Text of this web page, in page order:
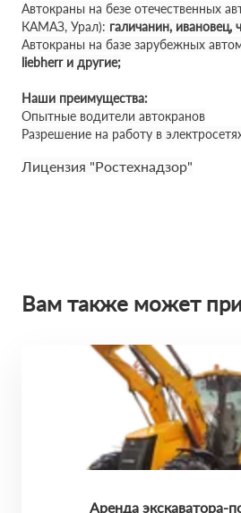
Автокраны на безе отечественных
КАМАЗ, Урал): галичанин, ивановец,
Автокраны на базе зарубежных
liebherr и другие;
Наши преимущества:
Опытные водители автокранов
Разрешение на работу в
Лицензия "Ростехнадзор"
Вам также может
Аренда экскаватора-